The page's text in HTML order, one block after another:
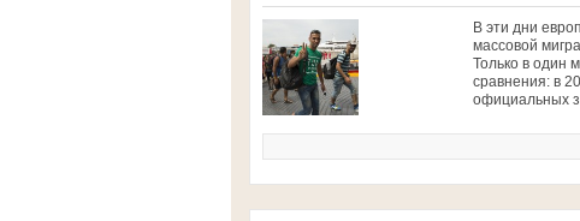
В эти дни
массовой
Только в один
сравнения: в
официальных